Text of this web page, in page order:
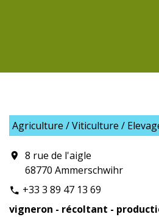
Agriculture / Viticulture /
location_on
8 rue de l'aigle
68770 Ammerschwihr
phone +33 3 89 47 13 69
vigneron - récoltant -